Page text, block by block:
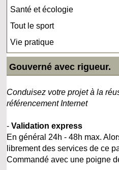
Santé et écologie
Tout le sport
Vie pratique
Gouverné avec rigueur.
Conduisez votre projet à la
référencement Internet
-Validation express
En général 24h - 48h max.
librement des services de ce
Commandé avec une poigne